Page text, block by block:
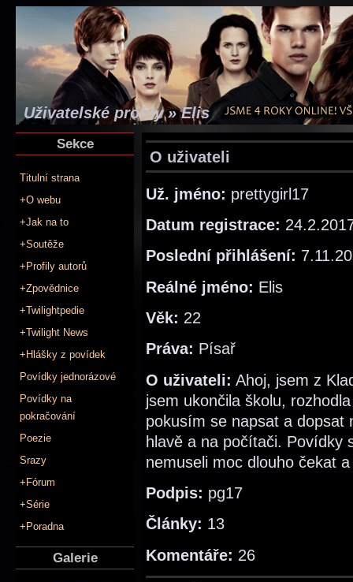
Uživatelské profily » Elis
Sekce
Titulní strana
+O webu
+Jak na to
+Soutěže
+Profily autorů
+Zpovědnice
+Twilightpedie
+Twilight News
+Hlášky z povídek
Povídky jednorázové
Povídky na
pokračování
Poezie
Srazy
+Fórum
+Série
+Poradna
Galerie
O uživateli
Už. jméno: prettygirl17
Datum registrace:
Poslední přihlášení:
Reálné jméno: Elis
Věk: 22
Práva: Písař
O uživateli: Ahoj, jsem z
jsem ukončila školu,
pokusím se napsat a dopsat
hlavě a na počítači. Povídky
nemuseli moc dlouho čekat
Podpis: pg17
Články: 13
Komentáře: 26